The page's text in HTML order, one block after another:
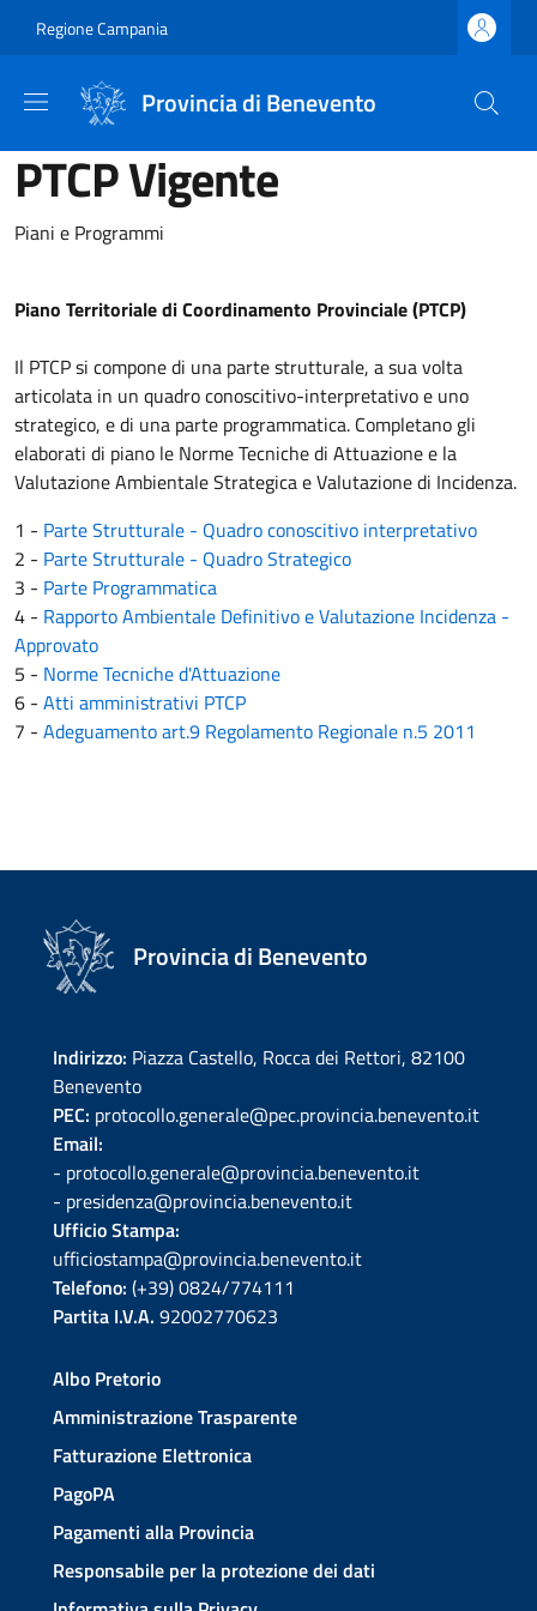
Regione Campania
Provincia di Benevento
PTCP Vigente
Piani e Programmi
Piano Territoriale di Coordinamento Provinciale (PTCP)
Il PTCP si compone di una parte strutturale, a sua volta
articolata in un quadro conoscitivo-interpretativo e uno
strategico, e di una parte programmatica. Completano gli
elaborati di piano le Norme Tecniche di Attuazione e la
Valutazione Ambientale Strategica e Valutazione di Incidenza.
1 - Parte Strutturale - Quadro conoscitivo interpretativo
2 - Parte Strutturale - Quadro Strategico
3 - Parte Programmatica
4 - Rapporto Ambientale Definitivo e Valutazione Incidenza -
Approvato
5 - Norme Tecniche d'Attuazione
6 - Atti amministrativi PTCP
7 - Adeguamento art.9 Regolamento Regionale n.5 2011
Provincia di Benevento
Indirizzo: Piazza Castello, Rocca dei Rettori, 82100
Benevento
PEC: protocollo.generale@pec.provincia.benevento.it
Email:
- protocollo.generale@provincia.benevento.it
- presidenza@provincia.benevento.it
Ufficio Stampa:
ufficiostampa@provincia.benevento.it
Telefono: (+39) 0824/774111
Partita I.V.A. 92002770623
Albo Pretorio
Amministrazione Trasparente
Fatturazione Elettronica
PagoPA
Pagamenti alla Provincia
Responsabile per la protezione dei dati